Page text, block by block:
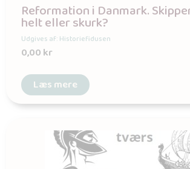
Reformation i Danmark.
helt eller skurk?
Udgives af: Historiefidusen
0,00kr
Læs mere